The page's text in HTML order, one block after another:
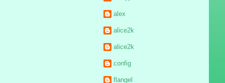
alex
alice2k
alice2k
config
flangel